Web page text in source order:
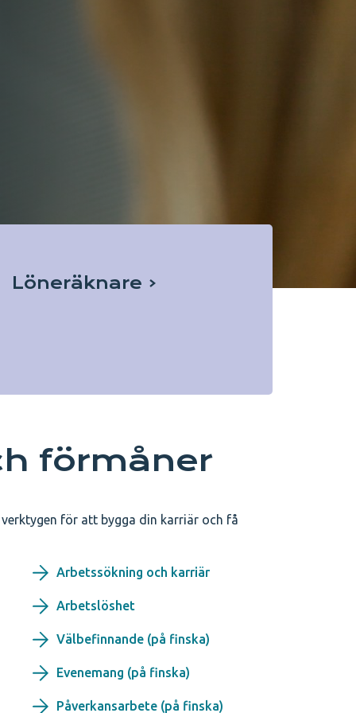
Löneräknare
förmåner
för att bygga din karriär och få
Arbetssökning och karriär
Arbetslöshet
Välbefinnande (på finska)
Evenemang (på finska)
Påverkansarbete (på finska)